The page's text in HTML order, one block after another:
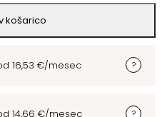
košarico
16,53 €/mesec
14,66 €/mesec